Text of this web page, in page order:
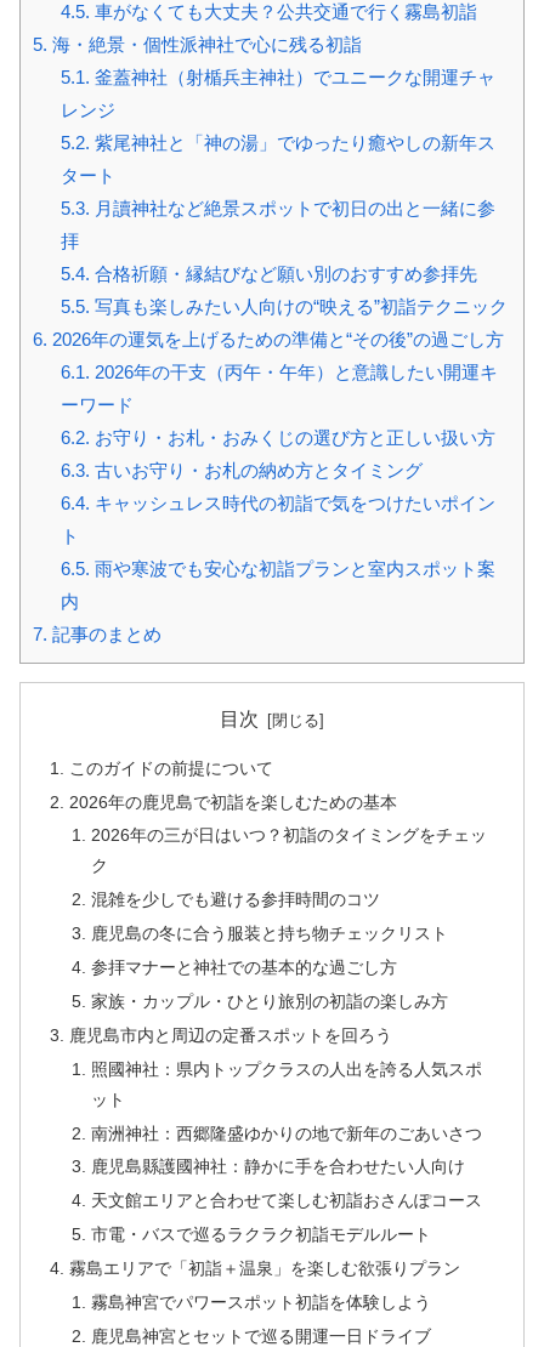
4.5. 車がなくても大丈夫？公共交通で行く霧島初詣
5. 海・絶景・個性派神社で心に残る初詣
5.1. 釜蓋神社（射楯兵主神社）でユニークな開運チャ
レンジ
5.2. 紫尾神社と「神の湯」でゆったり癒やしの新年ス
タート
5.3. 月讀神社など絶景スポットで初日の出と一緒に参
拝
5.4. 合格祈願・縁結びなど願い別のおすすめ参拝先
5.5. 写真も楽しみたい人向けの“映える”初詣テクニック
6. 2026年の運気を上げるための準備と“その後”の過ごし方
6.1. 2026年の干支（丙午・午年）と意識したい開運キ
ーワード
6.2. お守り・お札・おみくじの選び方と正しい扱い方
6.3. 古いお守り・お札の納め方とタイミング
6.4. キャッシュレス時代の初詣で気をつけたいポイン
ト
6.5. 雨や寒波でも安心な初詣プランと室内スポット案
内
7. 記事のまとめ
目次
このガイドの前提について
2026年の鹿児島で初詣を楽しむための基本
2026年の三が日はいつ？初詣のタイミングをチェッ
ク
混雑を少しでも避ける参拝時間のコツ
鹿児島の冬に合う服装と持ち物チェックリスト
参拝マナーと神社での基本的な過ごし方
家族・カップル・ひとり旅別の初詣の楽しみ方
鹿児島市内と周辺の定番スポットを回ろう
照國神社：県内トップクラスの人出を誇る人気スポ
ット
南洲神社：西郷隆盛ゆかりの地で新年のごあいさつ
鹿児島縣護國神社：静かに手を合わせたい人向け
天文館エリアと合わせて楽しむ初詣おさんぽコース
市電・バスで巡るラクラク初詣モデルルート
霧島エリアで「初詣＋温泉」を楽しむ欲張りプラン
霧島神宮でパワースポット初詣を体験しよう
鹿児島神宮とセットで巡る開運一日ドライブ